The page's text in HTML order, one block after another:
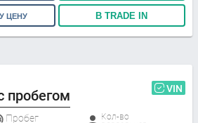
ЦЕНУ В TRADE IN
пробегом VIN
Пробег
Кол-во